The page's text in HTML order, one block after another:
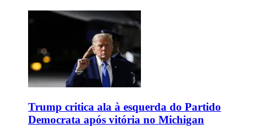
Trump critica ala à esquerda do Partido
Democrata após vitória no Michigan